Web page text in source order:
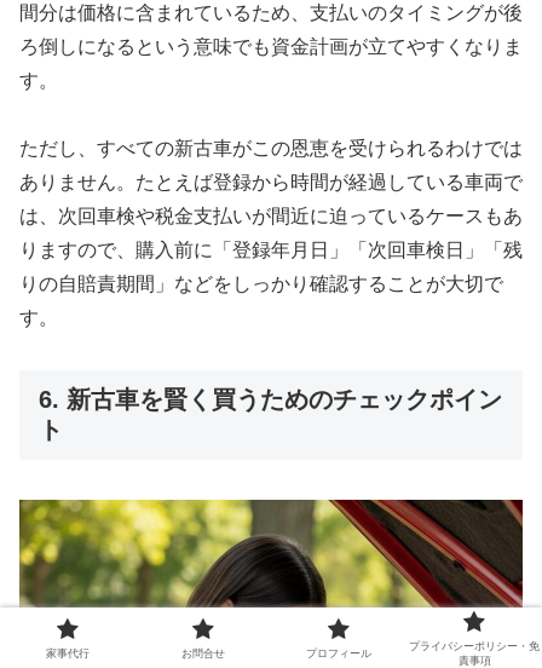
間分は価格に含まれているため、支払いのタイミングが後
ろ倒しになるという意味でも資金計画が立てやすくなりま
す。
ただし、すべての新古車がこの恩恵を受けられるわけでは
ありません。たとえば登録から時間が経過している車両で
は、次回車検や税金支払いが間近に迫っているケースもあ
りますので、購入前に「登録年月日」「次回車検日」「残
りの自賠責期間」などをしっかり確認することが大切で
す。
6. 新古車を賢く買うためのチェックポイン
ト
家事代行 お問合せ プロフィール
プライバシーポリシー・免
責事項